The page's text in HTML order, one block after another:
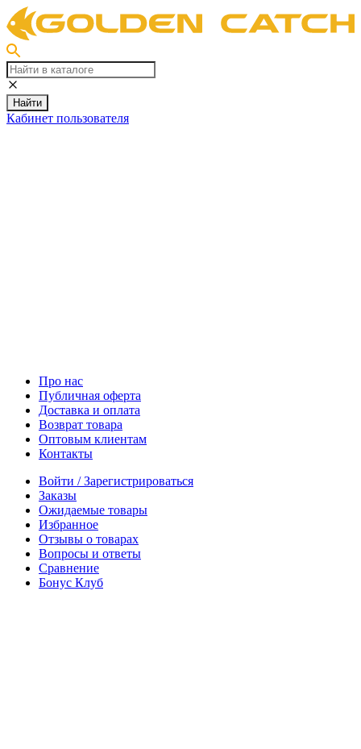
Найти
Кабинет пользователя
Про нас
Публичная оферта
Доставка и оплата
Возврат товара
Оптовым клиентам
Контакты
Войти / Зарегистрироваться
Заказы
Ожидаемые товары
Избранное
Отзывы о товарах
Вопросы и ответы
Сравнение
Бонус Клуб